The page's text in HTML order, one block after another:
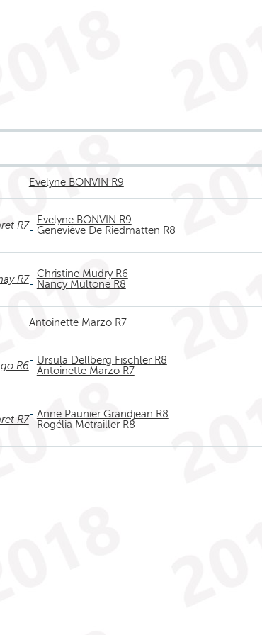
Evelyne BONVIN R9
R7- Evelyne BONVIN R9
- Geneviève De Riedmatten R8
R7- Christine Mudry R6
- Nancy Multone R8
Antoinette Marzo R7
R6- Ursula Dellberg Fischler R8
- Antoinette Marzo R7
R7- Anne Paunier Grandjean R8
- Rogélia Metrailler R8